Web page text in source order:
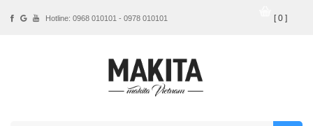
Hotline: 0968 010101 - 0978 010101 [ 0 ]